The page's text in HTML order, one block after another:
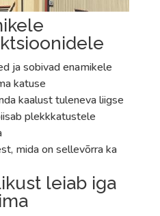
ja sobivad enamikele
katuse
kaalust tuleneva liigse
plekkkatustele
mida on sellevõrra ka
leiab iga